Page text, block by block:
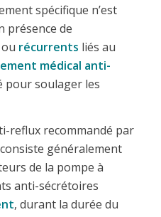
spécifique n’est
présence de
ou récurrents liés au
médical anti-
soulager les
reflux recommandé par
généralement
de la pompe à
anti-sécrétoires
, durant la durée du